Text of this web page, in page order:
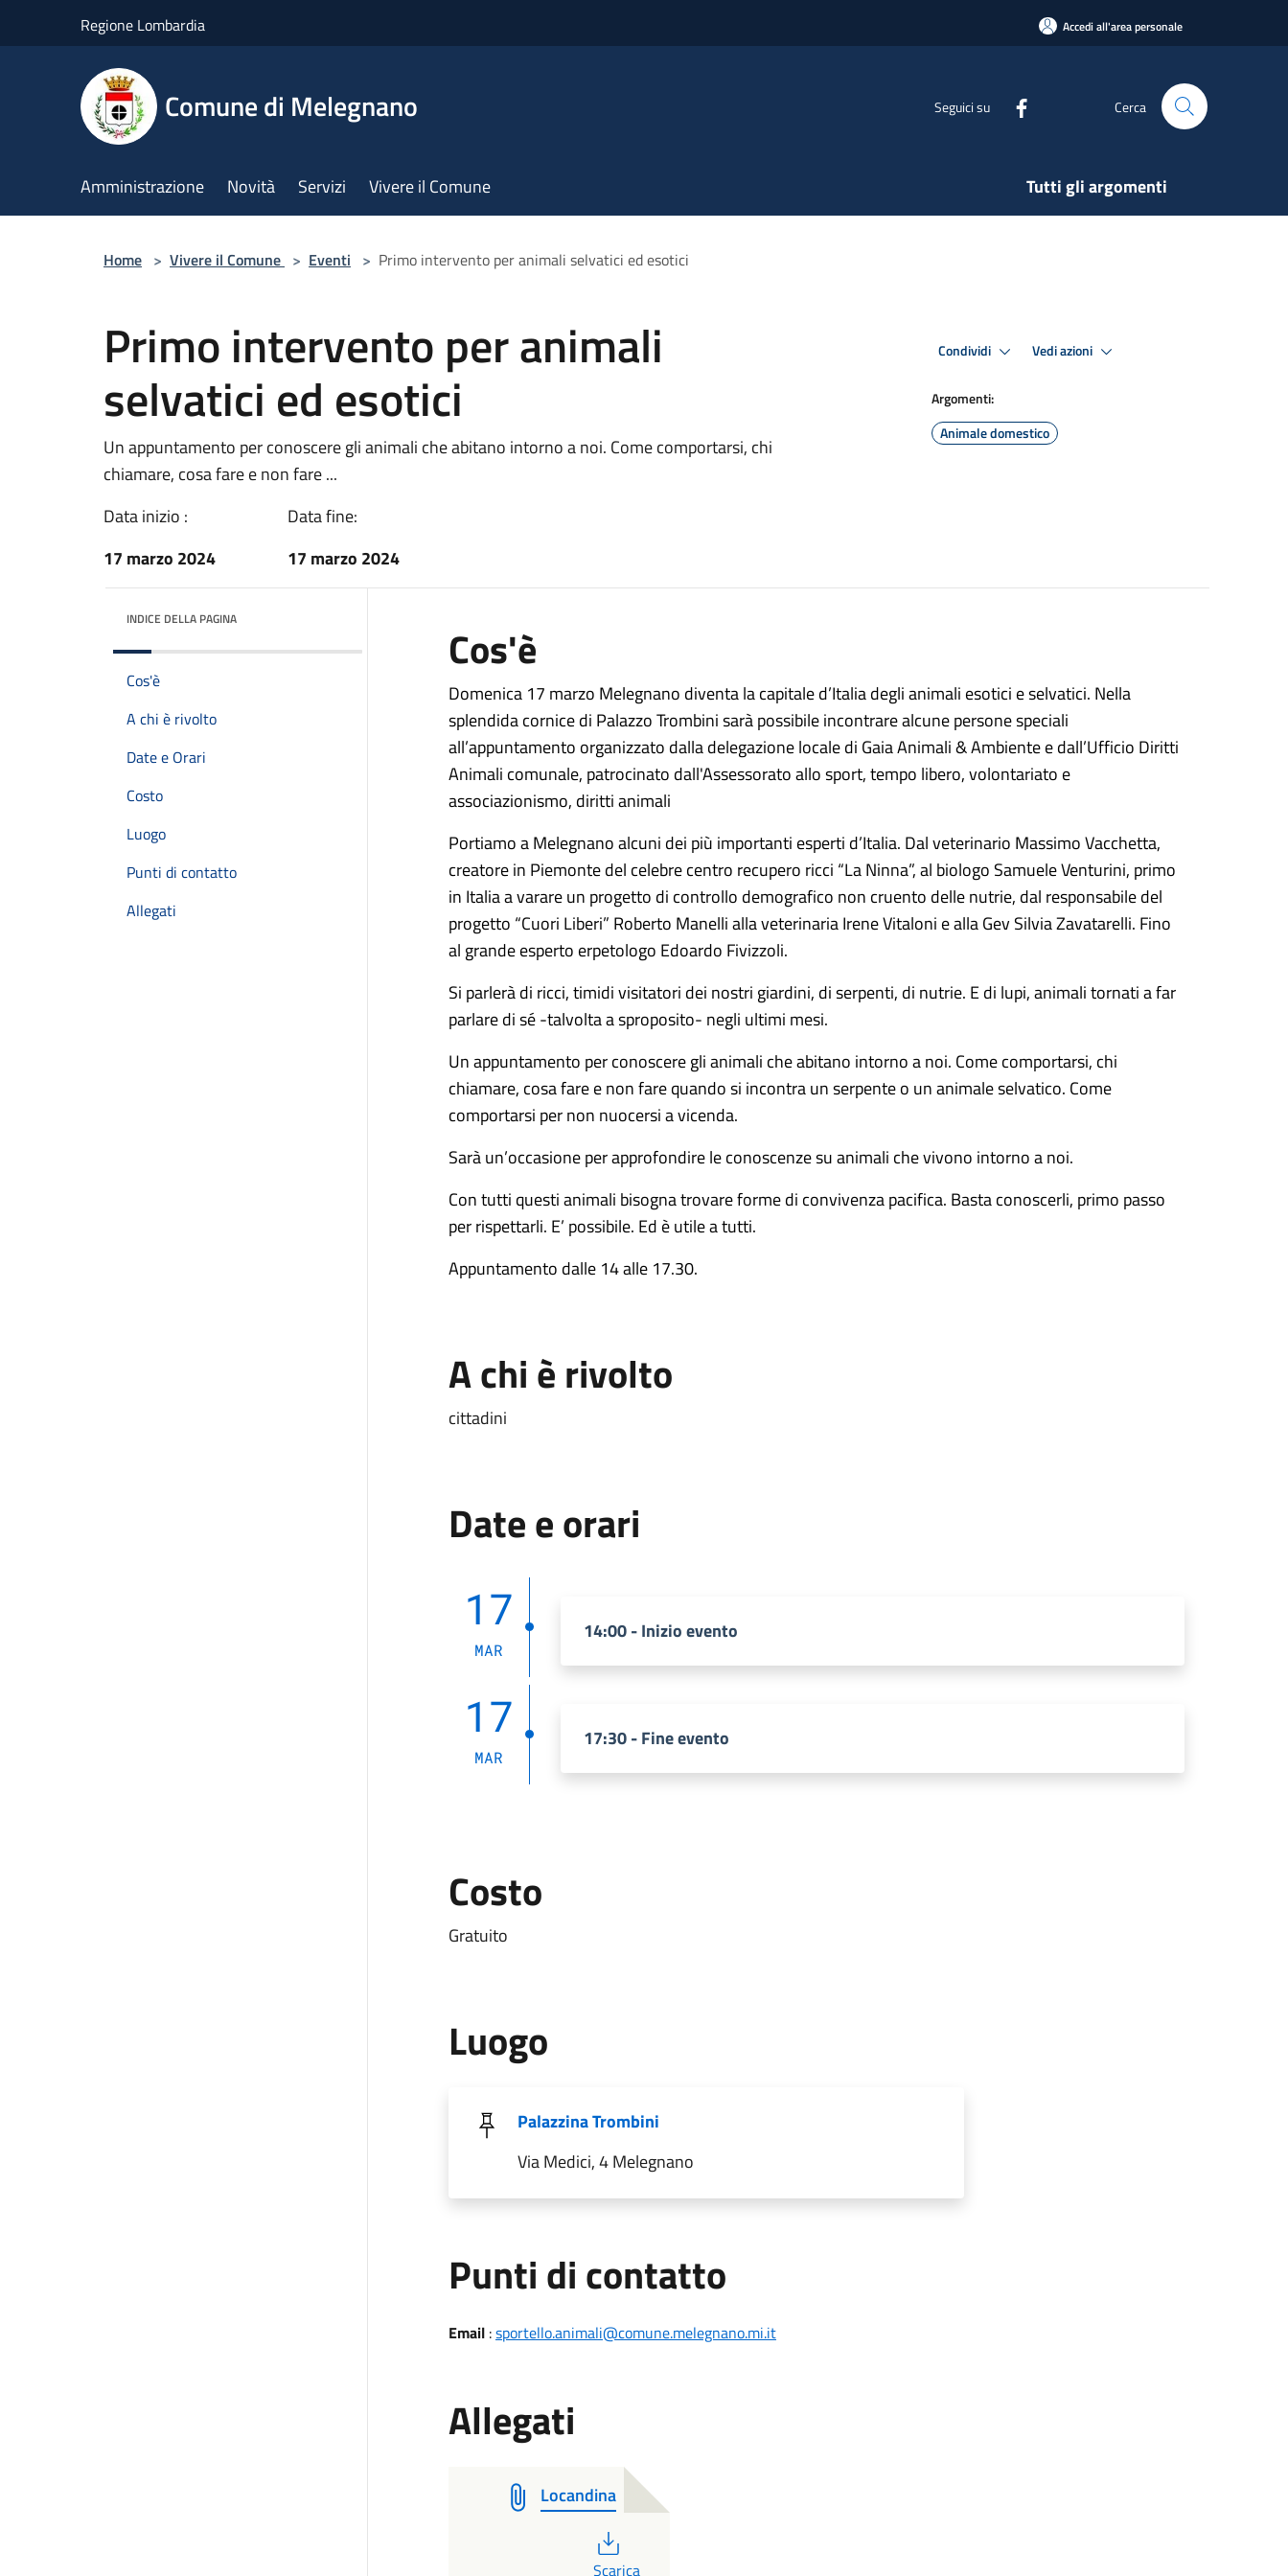
Regione Lombardia Accedi all'area personale
Comune di Melegnano Seguici su Cerca
Amministrazione Novità Servizi Vivere il Comune Tutti gli argomenti
Home > Vivere il Comune > Eventi > Primo intervento per animali selvatici ed esotici
Primo intervento per animali
selvatici ed esotici
Un appuntamento per conoscere gli animali che abitano intorno a noi. Come comportarsi, chi
chiamare, cosa fare e non fare ...
Data inizio :
17 marzo 2024
Data fine:
17 marzo 2024
Condividi Vedi azioni
Argomenti:
Animale domestico
INDICE DELLA PAGINA
Cos'è
A chi è rivolto
Date e Orari
Costo
Luogo
Punti di contatto
Allegati
Cos'è
Domenica 17 marzo Melegnano diventa la capitale d’Italia degli animali esotici e selvatici. Nella
splendida cornice di Palazzo Trombini sarà possibile incontrare alcune persone speciali
all’appuntamento organizzato dalla delegazione locale di Gaia Animali & Ambiente e dall’Ufficio Diritti
Animali comunale, patrocinato dall'Assessorato allo sport, tempo libero, volontariato e
associazionismo, diritti animali
Portiamo a Melegnano alcuni dei più importanti esperti d’Italia. Dal veterinario Massimo Vacchetta,
creatore in Piemonte del celebre centro recupero ricci “La Ninna”, al biologo Samuele Venturini, primo
in Italia a varare un progetto di controllo demografico non cruento delle nutrie, dal responsabile del
progetto “Cuori Liberi” Roberto Manelli alla veterinaria Irene Vitaloni e alla Gev Silvia Zavatarelli. Fino
al grande esperto erpetologo Edoardo Fivizzoli.
Si parlerà di ricci, timidi visitatori dei nostri giardini, di serpenti, di nutrie. E di lupi, animali tornati a far
parlare di sé -talvolta a sproposito- negli ultimi mesi.
Un appuntamento per conoscere gli animali che abitano intorno a noi. Come comportarsi, chi
chiamare, cosa fare e non fare quando si incontra un serpente o un animale selvatico. Come
comportarsi per non nuocersi a vicenda.
Sarà un’occasione per approfondire le conoscenze su animali che vivono intorno a noi.
Con tutti questi animali bisogna trovare forme di convivenza pacifica. Basta conoscerli, primo passo
per rispettarli. E’ possibile. Ed è utile a tutti.
Appuntamento dalle 14 alle 17.30.
A chi è rivolto
cittadini
Date e orari
17
MAR
14:00 - Inizio evento
17
MAR
17:30 - Fine evento
Costo
Gratuito
Luogo
Palazzina Trombini
Via Medici, 4 Melegnano
Punti di contatto
Email:sportello.animali@comune.melegnano.mi.it
Allegati
Locandina
PDF
Scarica